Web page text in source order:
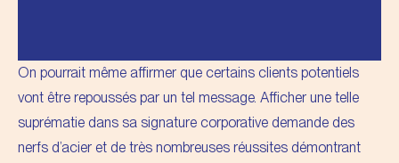
On pourrait même affirmer que certains clients potentiels
vont être repoussés par un tel message. Afficher une telle
suprématie dans sa signature corporative demande des
nerfs d’acier et de très nombreuses réussites démontrant